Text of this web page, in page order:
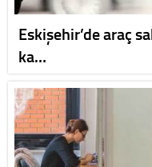
Eskişehir’de araç
ka…